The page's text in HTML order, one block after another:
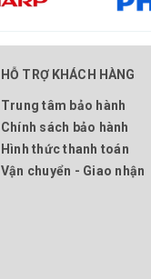
HỖ TRỢ KHÁCH HÀNG
Trung tâm bảo hành
Chính sách bảo hành
Hình thức thanh toán
Vận chuyển - Giao nhận